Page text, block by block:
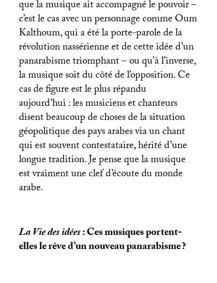
que la musique ait accompagné le pouvoir –
c’est le cas avec un personnage comme Oum
Kalthoum, qui a été la porte-parole de la
révolution nassérienne et de cette idée d’un
panarabisme triomphant – ou qu’à l’inverse,
la musique soit du côté de l’opposition. Ce
cas de figure est le plus répandu
aujourd’hui : les musiciens et chanteurs
disent beaucoup de choses de la situation
géopolitique des pays arabes via un chant
qui est souvent contestataire, hérité d’une
longue tradition. Je pense que la musique
est vraiment une clef d’écoute du monde
arabe.
La Vie des idées: Ces musiques portent-
elles le rêve d’un nouveau panarabisme?